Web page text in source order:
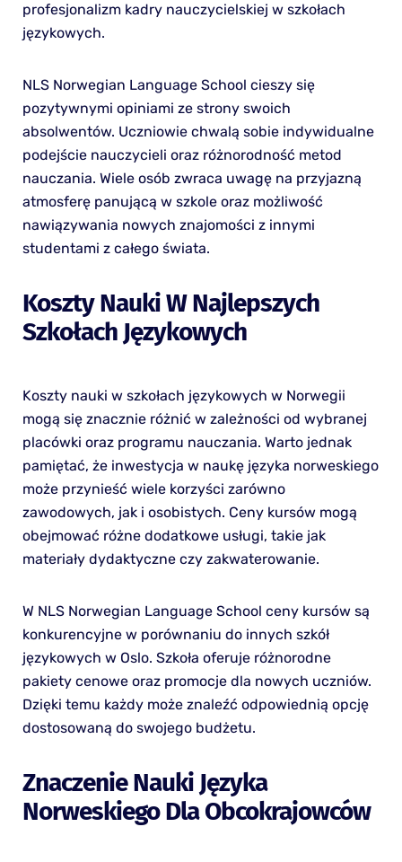
profesjonalizm kadry nauczycielskiej w szkołach
językowych.
NLS Norwegian Language School cieszy się
pozytywnymi opiniami ze strony swoich
absolwentów. Uczniowie chwalą sobie indywidualne
podejście nauczycieli oraz różnorodność metod
nauczania. Wiele osób zwraca uwagę na przyjazną
atmosferę panującą w szkole oraz możliwość
nawiązywania nowych znajomości z innymi
studentami z całego świata.
Koszty Nauki W Najlepszych
Szkołach Językowych
Koszty nauki w szkołach językowych w Norwegii
mogą się znacznie różnić w zależności od wybranej
placówki oraz programu nauczania. Warto jednak
pamiętać, że inwestycja w naukę języka norweskiego
może przynieść wiele korzyści zarówno
zawodowych, jak i osobistych. Ceny kursów mogą
obejmować różne dodatkowe usługi, takie jak
materiały dydaktyczne czy zakwaterowanie.
W NLS Norwegian Language School ceny kursów są
konkurencyjne w porównaniu do innych szkół
językowych w Oslo. Szkoła oferuje różnorodne
pakiety cenowe oraz promocje dla nowych uczniów.
Dzięki temu każdy może znaleźć odpowiednią opcję
dostosowaną do swojego budżetu.
Znaczenie Nauki Języka
Norweskiego Dla Obcokrajowców